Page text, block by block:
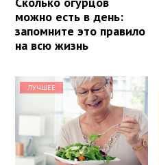
можно есть в день:
запомните это правило
на всю жизнь
ЛУЧШЕЕ